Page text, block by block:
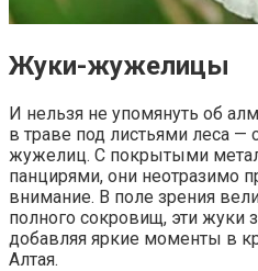
Жуки-жужелицы
И нельзя не упомянуть об
в траве под листьями леса
жужелиц. С покрытыми
панцирями, они неотразимо
внимание. В поле зрения
полного сокровищ, эти жуки
добавляя яркие моменты в
Алтая.